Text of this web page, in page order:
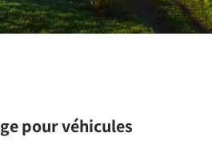
pour véhicules